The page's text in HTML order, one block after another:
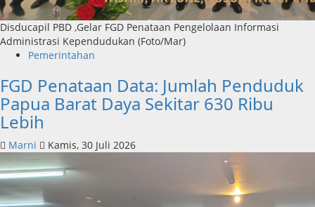
Disducapil PBD ,Gelar FGD Penataan Pengelolaan Informasi
Administrasi Kependudukan (Foto/Mar)
Pemerintahan
FGD Penataan Data: Jumlah Penduduk
Papua Barat Daya Sekitar 630 Ribu
Lebih
Marni Kamis, 30 Juli 2026